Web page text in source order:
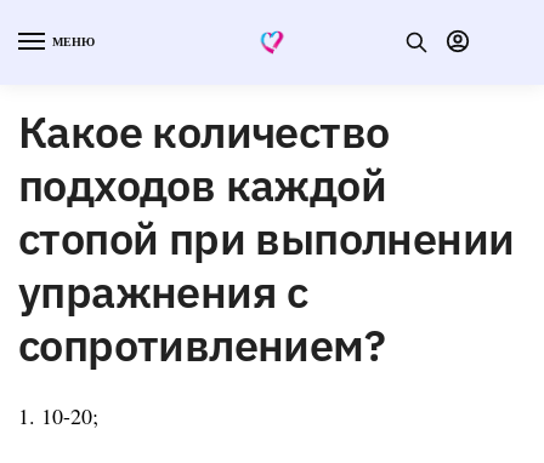
МЕНЮ
Какое количество
подходов каждой
стопой при выполнении
упражнения с
сопротивлением?
1. 10-20;